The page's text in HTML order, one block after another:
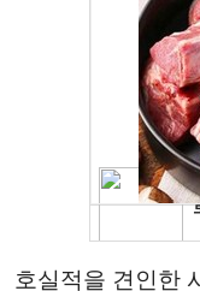
호실적을 견인한